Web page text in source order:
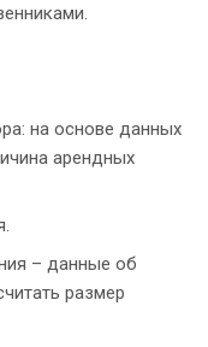
на основе данных
арендных
– данные об
размер